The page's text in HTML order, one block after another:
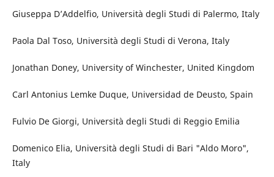
Giuseppa D’Addelfio, Università degli Studi di Palermo, Italy
Paola Dal Toso, Università degli Studi di Verona, Italy
Jonathan Doney, University of Winchester, United Kingdom
Carl Antonius Lemke Duque, Universidad de Deusto, Spain
Fulvio De Giorgi, Università degli Studi di Reggio Emilia
Domenico Elia, Università degli Studi di Bari "Aldo Moro",
Italy